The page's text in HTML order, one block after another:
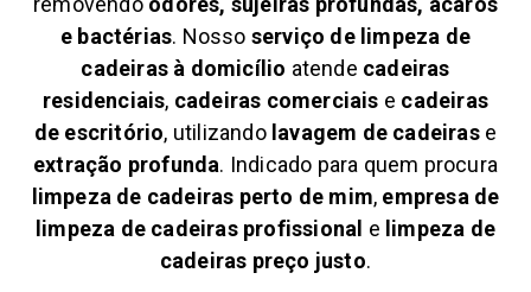
e bactérias. Nosso serviço de limpeza de
cadeiras à domicílio atende cadeiras
residenciais, cadeiras comerciais e cadeiras
de escritório, utilizando lavagem de cadeirase
extração profunda. Indicado para quem procura
limpeza de cadeiras perto de mim, empresa de
limpeza de cadeiras profissional e limpeza de
cadeiras preço justo.